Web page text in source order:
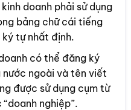
doanh phải sử dụng
bảng chữ cái tiếng
tự nhất định.
có thể đăng ký
ngoài và tên viết
được sử dụng cụm từ
nghiệp”.